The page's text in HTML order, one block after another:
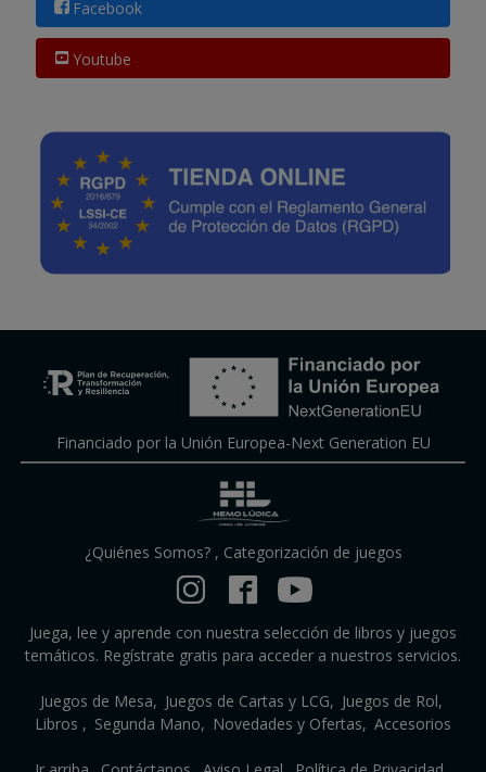
Facebook
Youtube
Financiado por la Unión Europea-Next Generation EU
¿Quiénes Somos?, Categorización de juegos
Juega, lee y aprende con nuestra selección de libros y juegos
temáticos. Regístrate gratis para acceder a nuestros servicios.
Juegos de Mesa Juegos de Cartas y LCG
Juegos de Rol
Libros
Segunda Mano Novedades y Ofertas Accesorios